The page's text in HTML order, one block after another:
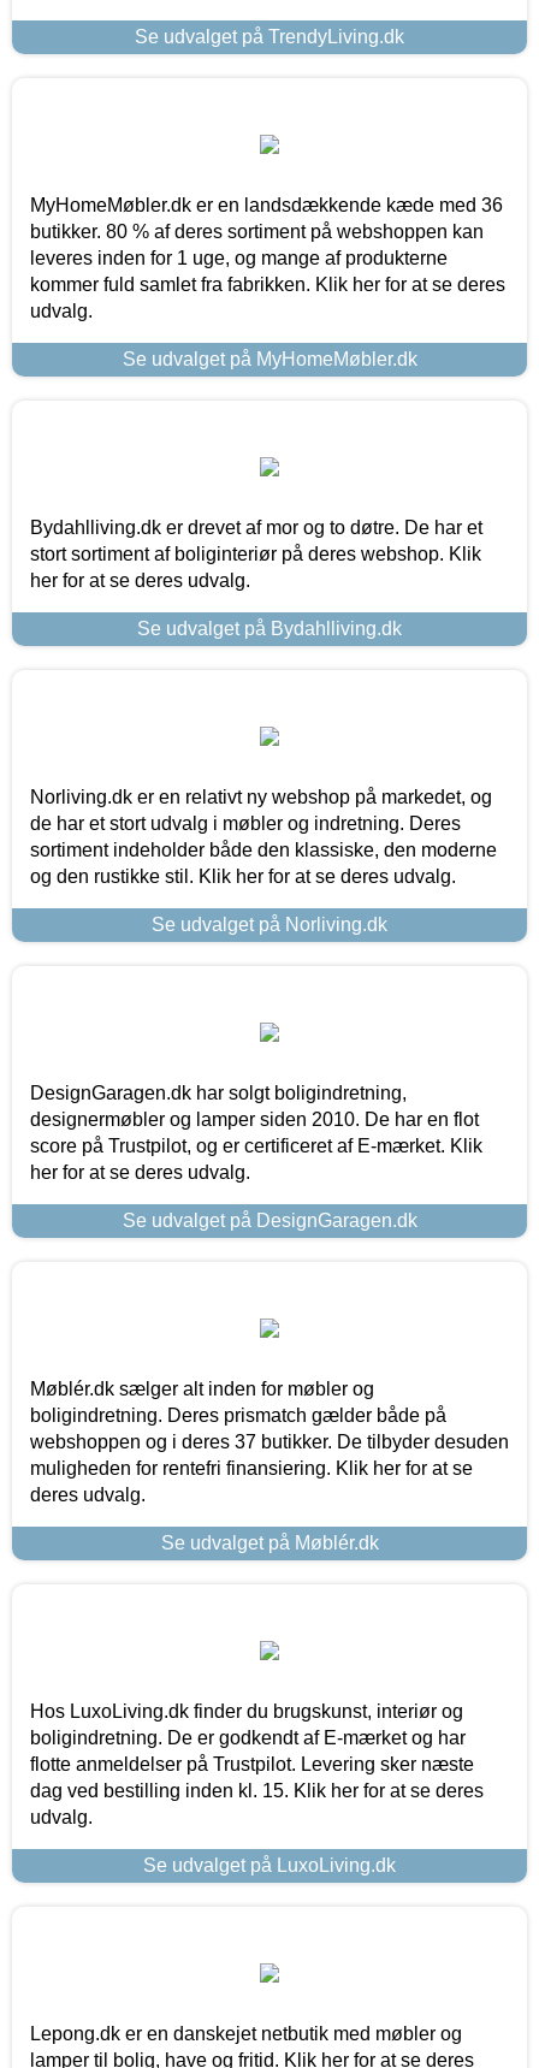
Se udvalget på TrendyLiving.dk
MyHomeMøbler.dk er en landsdækkende kæde med 36
butikker. 80 % af deres sortiment på webshoppen kan
leveres inden for 1 uge, og mange af produkterne
kommer fuld samlet fra fabrikken. Klik her for at se deres
udvalg.
Se udvalget på MyHomeMøbler.dk
Bydahlliving.dk er drevet af mor og to døtre. De har et
stort sortiment af boliginteriør på deres webshop. Klik
her for at se deres udvalg.
Se udvalget på Bydahlliving.dk
Norliving.dk er en relativt ny webshop på markedet, og
de har et stort udvalg i møbler og indretning. Deres
sortiment indeholder både den klassiske, den moderne
og den rustikke stil. Klik her for at se deres udvalg.
Se udvalget på Norliving.dk
DesignGaragen.dk har solgt boligindretning,
designermøbler og lamper siden 2010. De har en flot
score på Trustpilot, og er certificeret af E-mærket. Klik
her for at se deres udvalg.
Se udvalget på DesignGaragen.dk
Møblér.dk sælger alt inden for møbler og
boligindretning. Deres prismatch gælder både på
webshoppen og i deres 37 butikker. De tilbyder desuden
muligheden for rentefri finansiering. Klik her for at se
deres udvalg.
Se udvalget på Møblér.dk
Hos LuxoLiving.dk finder du brugskunst, interiør og
boligindretning. De er godkendt af E-mærket og har
flotte anmeldelser på Trustpilot. Levering sker næste
dag ved bestilling inden kl. 15. Klik her for at se deres
udvalg.
Se udvalget på LuxoLiving.dk
Lepong.dk er en danskejet netbutik med møbler og
lamper til bolig, have og fritid. Klik her for at se deres